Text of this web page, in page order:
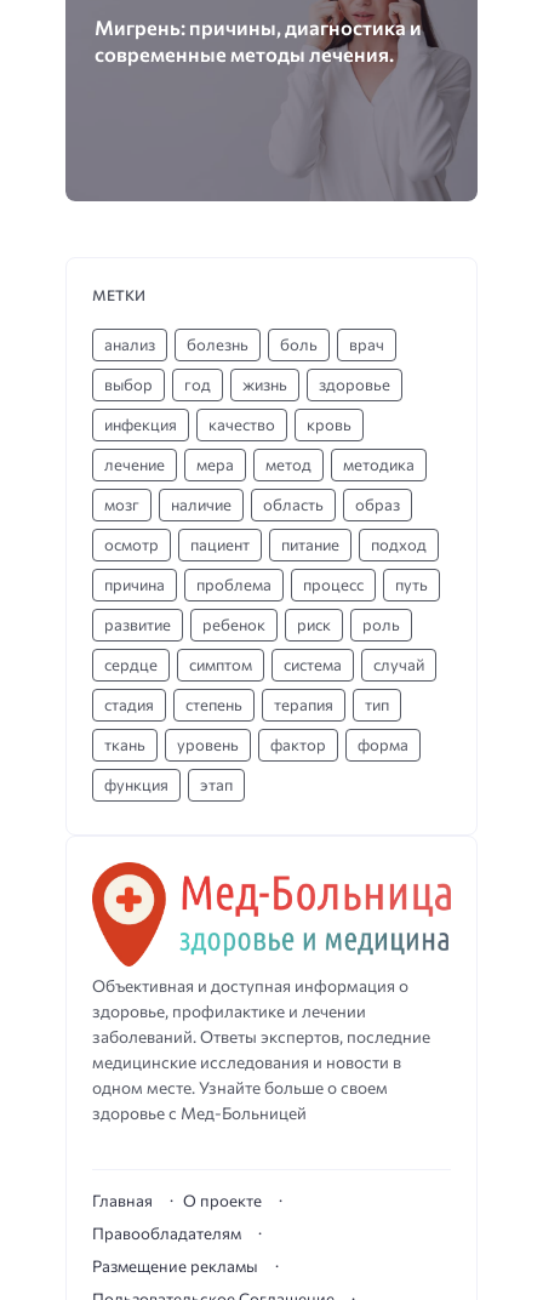
Мигрень: причины, диагностика и
современные методы лечения.
Объективная и доступная информация о
здоровье, профилактике и лечении
заболеваний. Ответы экспертов, последние
медицинские исследования и новости в
одном месте. Узнайте больше о своем
здоровье с Мед-Больницей
Главная
О проекте
Правообладателям
Размещение рекламы
МЕТКИ
анализ болезнь боль врач
выбор год жизнь здоровье
инфекция качество кровь
лечение мера метод методика
мозг наличие область образ
осмотр пациент питание подход
причина проблема процесс путь
развитие ребенок риск роль
сердце симптом система случай
стадия степень терапия тип
ткань уровень фактор форма
функция этап